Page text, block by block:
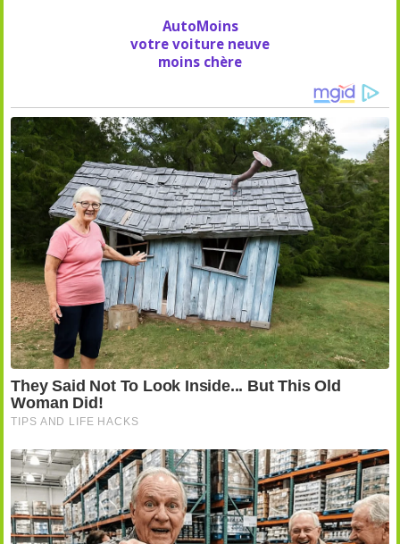
AutoMoins
votre voiture neuve
moins chère